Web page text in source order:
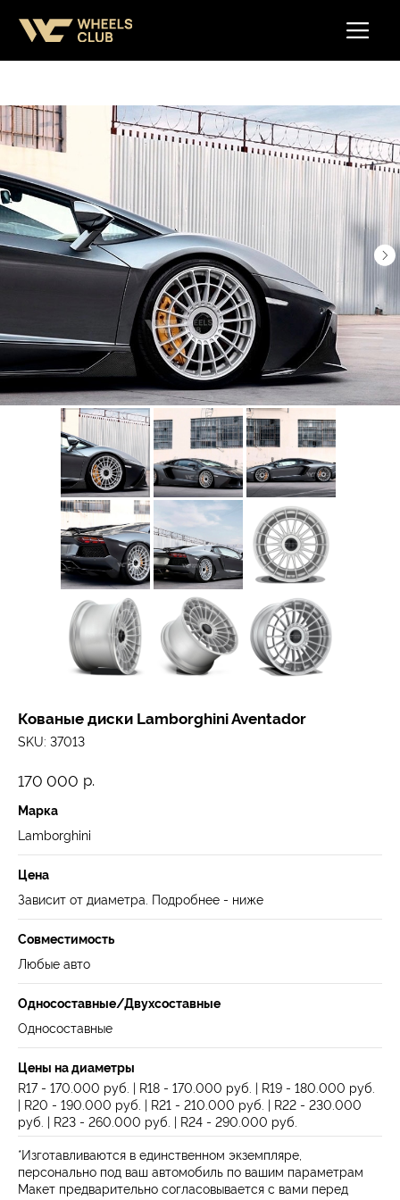
Кованые диски Lamborghini Aventador
SKU: 37013
170 000 р.
Марка
Lamborghini
Цена
Зависит от диаметра. Подробнее - ниже
Совместимость
Любые авто
Односоставные/Двухсоставные
Односоставные
Цены на диаметры
R17 - 170.000 руб. | R18 - 170.000 руб. | R19 - 180.000 руб.
| R20 - 190.000 руб. | R21 - 210.000 руб. | R22 - 230.000
руб. | R23 - 260.000 руб. | R24 - 290.000 руб.
*Изготавливаются в единственном экземпляре,
персонально под ваш автомобиль по вашим параметрам
Макет предварительно согласовывается с вами перед
WHEELS CLUB - БОЛЬШЕ,
ЧЕМ ПРОСТО ДИСКИ
Политика обработки
персональных данных
Контакты и соц-сети
Навигация
Каталог
Партнерам
О нас
Контакты